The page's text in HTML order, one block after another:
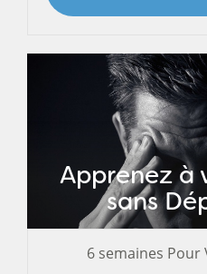
Apprenez à
sans
6 semaines